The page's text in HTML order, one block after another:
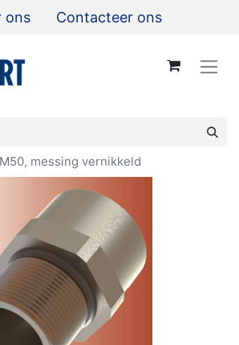
ons Contacteer ons
messing vernikkeld